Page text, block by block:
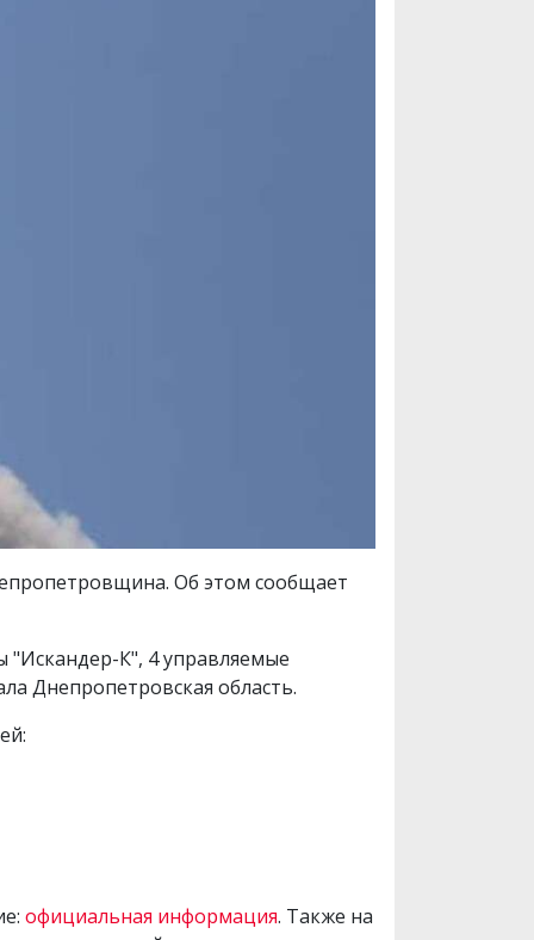
Об этом сообщает
"Искандер-К", 4 управляемые
Днепропетровская область.
официальная информация. Также на